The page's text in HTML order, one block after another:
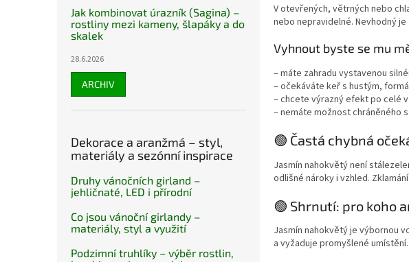
Jak kombinovat úrazník (Sagina) –
rostliny mezi kameny, šlapáky a do
skalek
28.6.2026
ARCHIV
Dekorace a aranžmá – styl,
materiály a sezónní inspirace
Druhy vánočních girland –
jehličnaté, LED i přírodní
Co jsou vánoční girlandy –
materiály, styl a využití
Podzimní truhlíky – výběr rostlin,
V otevřených, větrných nebo
nebo nepravidelné. Nevhodný
Vyhnout byste se mu
– máte zahradu vystavenou
– očekáváte keř s hustým,
– chcete výrazný efekt po celé
– nemáte možnost chráněného
🟢 Častá chybná
Jasmín nahokvětý není
odlišné nároky i vzhled.
🟢 Shrnutí: pro koho
Jasmín nahokvětý je výbornou
a vyžaduje promyšlené